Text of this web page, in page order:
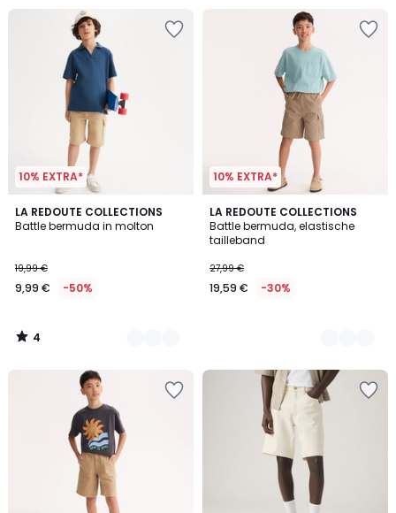
10% EXTRA*
LA REDOUTE COLLECTIONS
Battle bermuda in molton
19,99 €
9,99 € -50%
4
/
2
Kleuren
4
/
10% EXTRA*
LA REDOUTE COLLECTIONS
Battle bermuda, elastische
tailleband
27,99 €
19,59 € -30%
2
Kleuren